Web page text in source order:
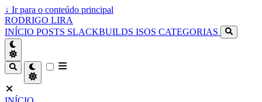
↓ Ir para o conteúdo principal
RODRIGO LIRA
INÍCIO POSTS SLACKBUILDS ISOS CATEGORIAS